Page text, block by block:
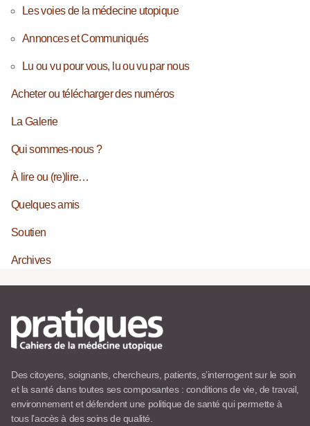
Les voies de la médecine utopique
Annonces et Communiqués
Lu ou vu pour vous, lu ou vu par nous
Acheter ou télécharger des numéros
La Galerie
Qui sommes-nous ?
À lire ou (re)lire…
Quelques amis
Soutien
Archives
Des citoyens, soignants, chercheurs, patients, s’interrogent sur le soin
et la santé dans toutes ses composantes : conditions de vie, de travail,
environnement et défendent une politique de santé qui permette à
tous l’accès à des soins de qualité.